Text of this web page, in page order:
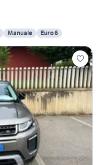
Manuale Euro 6